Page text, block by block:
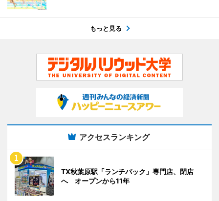
もっと見る
アクセスランキング
TX秋葉原駅「ランチパック」専門店、閉店
へ オープンから11年